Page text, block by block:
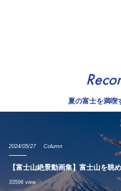
夏の富士を満喫
2024/05/27 Column
【富士山絶景動画集】富士山を眺
33596 view